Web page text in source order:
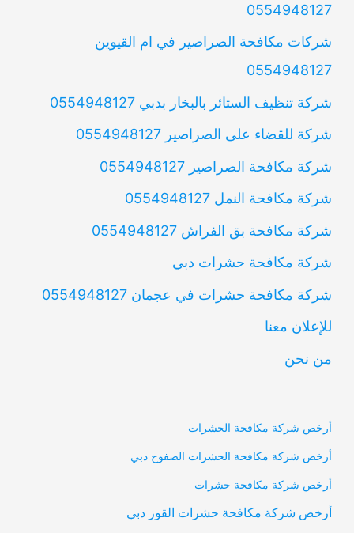
0554948127
شركات مكافحة الصراصير في ام القيوين
0554948127
شركة تنظيف الستائر بالبخار بدبي 0554948127
شركة للقضاء على الصراصير 0554948127
شركة مكافحة الصراصير 0554948127
شركة مكافحة النمل 0554948127
شركة مكافحة بق الفراش 0554948127
شركة مكافحة حشرات دبي
شركة مكافحة حشرات في عجمان 0554948127
للإعلان معنا
من نحن
أرخص شركة مكافحة الحشرات
أرخص شركة مكافحة الحشرات الصفوح دبي
أرخص شركة مكافحة حشرات
أرخص شركة مكافحة حشرات القوز دبي